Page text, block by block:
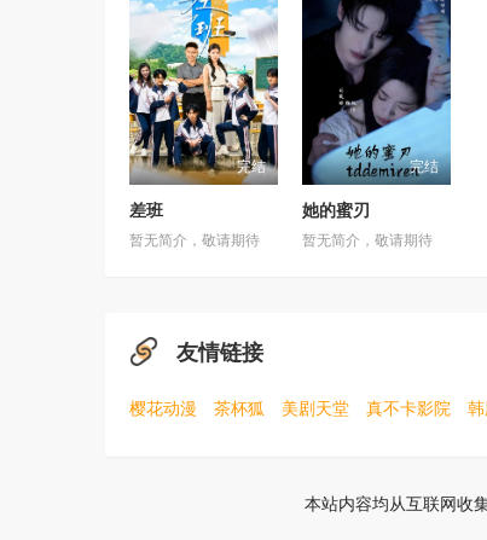
完结
差班
暂无简介，敬请期待
完结
她的蜜刃
暂无简介，敬请期待
友情链接
樱花动漫 茶杯狐 美剧天堂 真不卡影院
本站内容均从互联网收